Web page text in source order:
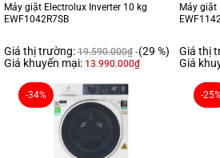
Máy giặt Electrolux Inverter 10 kg
EWF1042R7SB
Giá thị trường: 19.590.000₫ (29 %)
Giá khuyến mại: 13.990.000₫
Máy giặt
Giá thị
Giá
-34% -